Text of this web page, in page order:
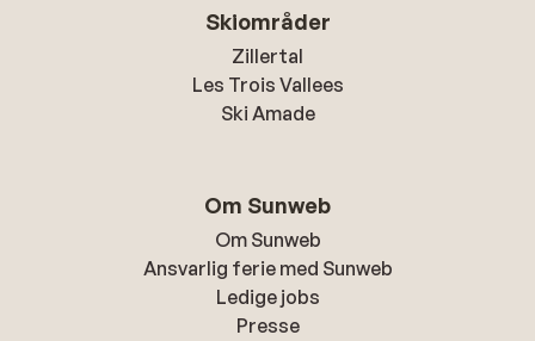
Skiområder
Zillertal
Les Trois Vallees
Ski Amade
Om Sunweb
Om Sunweb
Ansvarlig ferie med Sunweb
Ledige jobs
Presse